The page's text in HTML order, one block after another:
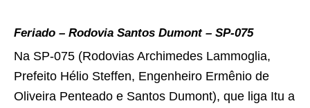
Feriado – Rodovia Santos Dumont – SP-075
Na SP-075 (Rodovias Archimedes Lammoglia,
Prefeito Hélio Steffen, Engenheiro Ermênio de
Oliveira Penteado e Santos Dumont), que liga Itu a